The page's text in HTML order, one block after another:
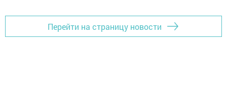
Перейти на страницу новости